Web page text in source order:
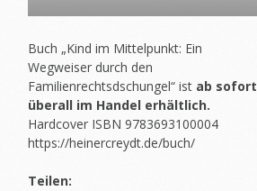
Buch „Kind im Mittelpunkt: Ein
Wegweiser durch den
Familienrechtsdschungel“ ist ab sofort
überall im Handel erhältlich.
Hardcover ISBN 9783693100004
https://heinercreydt.de/buch/
Teilen: